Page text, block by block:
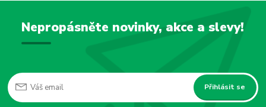
Nepropásněte novinky, akce a slevy!
Přihlásit se